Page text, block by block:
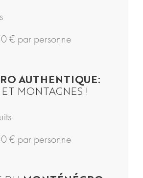
€ par personne
AUTHENTIQUE:
ET MONTAGNES !
€ par personne